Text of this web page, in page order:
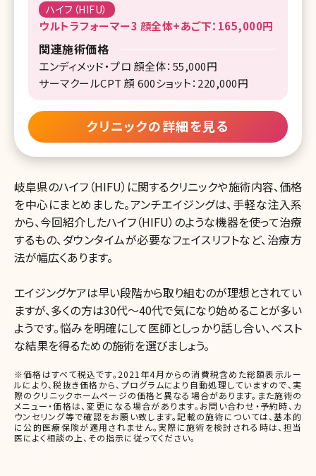
ハイフ（HIFU）
ウルトラフォーマー3 顔全体+あご下：165,000円
関連施術価格
エンディメッド・プロ 顔全体：55,000円
サーマクールCPT 顔 600ショット：220,000円
クリニックの詳細を見る
岐阜県のハイフ（HIFU）に関するクリニックや施術内容、価格
を中心にまとめました。アンチエイジングは、手軽な注入系
から、今回紹介したハイフ（HIFU）のような機器を使って治療
するもの、ダウンタイムが必要なフェイスリフトなど、治療方
法が幅広くあります。
エイジングケアは早い段階から取り組むのが理想とされてい
ますが、多くの方は30代〜40代で気になり始めることが多い
ようです。悩みを明確にして医師としっかり話し合い、ベスト
な結果を得るための施術を選びましょう。
※価格はすべて税込です。2021年4月からの消費税含めた総額表示ルー
ルにより、税抜き価格から、プログラムにより自動処理していますので、実
際のクリニックホームページの価格と異なる場合があります。また施術の
メニュー・価格は、変更になる場合があります。お問い合わせ・予約時、カ
ウンセリング等で確認をお願い致します。記載の施術については、基本的
に公的医療保険が適用されません。実際に施術を検討される時は、担当
医によく相談の上、その指示に従ってください。